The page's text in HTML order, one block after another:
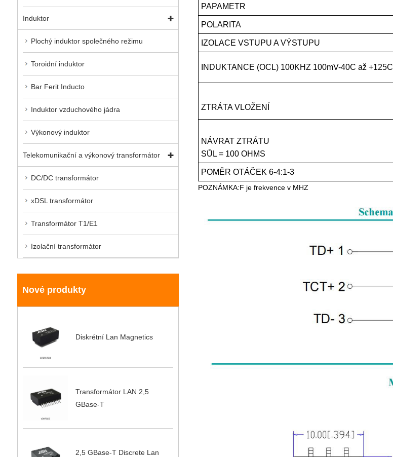
Induktor
Plochý induktor společného režimu
Toroidní induktor
Bar Ferit Inducto
Induktor vzduchového jádra
Výkonový induktor
Telekomunikační a výkonový transformátor
DC/DC transformátor
xDSL transformátor
Transformátor T1/E1
Izolační transformátor
Nové produkty
Diskrétní Lan Magnetics
Transformátor LAN 2,5
GBase-T
2,5 GBase-T Discrete Lan
PAPAMETR
POLARITA
IZOLACE VSTUPU A VÝSTUPU
INDUKTANCE (OCL) 100KHZ 100mV-40C až +125C
ZTRÁTA VLOŽENÍ
NÁVRAT ZTRÁTU
SŮL = 100 OHMS
POMĚR OTÁČEK 6-4:1-3
POZNÁMKA:F je frekvence v MHZ